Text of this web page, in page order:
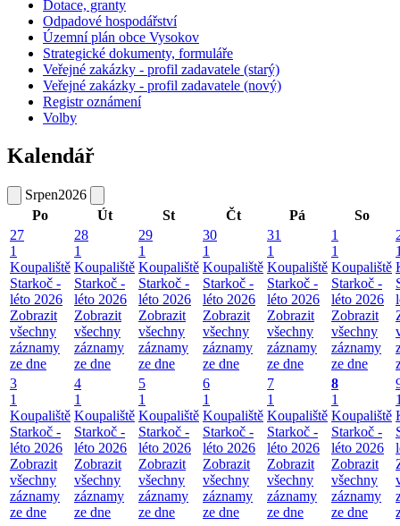
Dotace, granty
Odpadové hospodářství
Územní plán obce Vysokov
Strategické dokumenty, formuláře
Veřejné zakázky - profil zadavatele (starý)
Veřejné zakázky - profil zadavatele (nový)
Registr oznámení
Volby
Kalendář
Srpen2026
Po
Út St Čt Pá
So
27
1
Koupaliště
Starkoč -
léto 2026
Zobrazit
všechny
záznamy
ze dne
28
1
Koupaliště
Starkoč -
léto 2026
Zobrazit
všechny
záznamy
ze dne
29
1
Koupaliště
Starkoč -
léto 2026
Zobrazit
všechny
záznamy
ze dne
30
1
Koupaliště
Starkoč -
léto 2026
Zobrazit
všechny
záznamy
ze dne
31
1
Koupaliště
Starkoč -
léto 2026
Zobrazit
všechny
záznamy
ze dne
1
1
Koupaliště
Starkoč -
léto 2026
Zobrazit
všechny
záznamy
ze dne
3
1
Koupaliště
Starkoč -
léto 2026
Zobrazit
všechny
záznamy
ze dne
4
1
Koupaliště
Starkoč -
léto 2026
Zobrazit
všechny
záznamy
ze dne
5
1
Koupaliště
Starkoč -
léto 2026
Zobrazit
všechny
záznamy
ze dne
6
1
Koupaliště
Starkoč -
léto 2026
Zobrazit
všechny
záznamy
ze dne
7
1
Koupaliště
Starkoč -
léto 2026
Zobrazit
všechny
záznamy
ze dne
8
1
Koupaliště
Starkoč -
léto 2026
Zobrazit
všechny
záznamy
ze dne